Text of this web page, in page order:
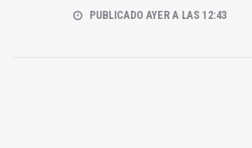
PUBLICADO AYER A LAS 12:43